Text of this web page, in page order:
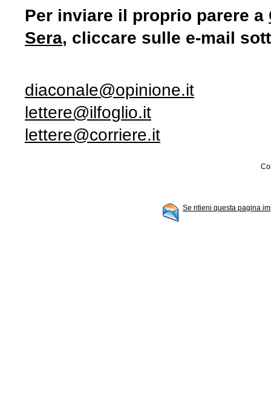
Per inviare il proprio parere a
Sera, cliccare sulle e-mail
diaconale@opinione.it
lettere@ilfoglio.it
lettere@corriere.it
Se ritieni questa pagina